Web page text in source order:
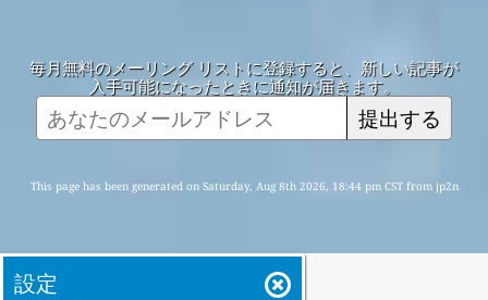
毎月無料のメーリング リストに登録すると、新しい記事が
入手可能になったときに通知が届きます。
提出する
This page has been generated on Saturday, Aug 8th 2026, 18:44 pm CST from jp2n
設定